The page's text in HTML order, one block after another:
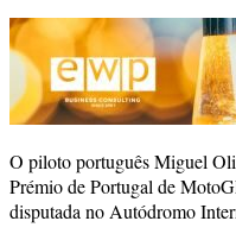
O piloto português Miguel
Prémio de Portugal de
disputada no Autódromo